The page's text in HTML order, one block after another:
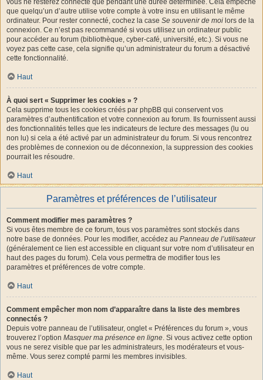
vous ne resterez connecté que pendant une durée déterminée. Cela empêche
que quelqu’un d’autre utilise votre compte à votre insu en utilisant le même
ordinateur. Pour rester connecté, cochez la case Se souvenir de moi lors de la
connexion. Ce n’est pas recommandé si vous utilisez un ordinateur public
pour accéder au forum (bibliothèque, cyber-café, université, etc.). Si vous ne
voyez pas cette case, cela signifie qu’un administrateur du forum a désactivé
cette fonctionnalité.
Haut
À quoi sert « Supprimer les cookies » ?
Cela supprime tous les cookies créés par phpBB qui conservent vos
paramètres d’authentification et votre connexion au forum. Ils fournissent aussi
des fonctionnalités telles que les indicateurs de lecture des messages (lu ou
non lu) si cela a été activé par un administrateur du forum. Si vous rencontrez
des problèmes de connexion ou de déconnexion, la suppression des cookies
pourrait les résoudre.
Haut
Paramètres et préférences de l’utilisateur
Comment modifier mes paramètres ?
Si vous êtes membre de ce forum, tous vos paramètres sont stockés dans
notre base de données. Pour les modifier, accédez au Panneau de l’utilisateur
(généralement ce lien est accessible en cliquant sur votre nom d’utilisateur en
haut des pages du forum). Cela vous permettra de modifier tous les
paramètres et préférences de votre compte.
Haut
Comment empêcher mon nom d’apparaître dans la liste des membres
connectés ?
Depuis votre panneau de l’utilisateur, onglet « Préférences du forum », vous
trouverez l’option Masquer ma présence en ligne. Si vous activez cette option
vous ne serez visible que par les administrateurs, les modérateurs et vous-
même. Vous serez compté parmi les membres invisibles.
Haut